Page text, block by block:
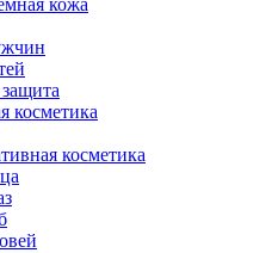
кожа
косметика
косметика